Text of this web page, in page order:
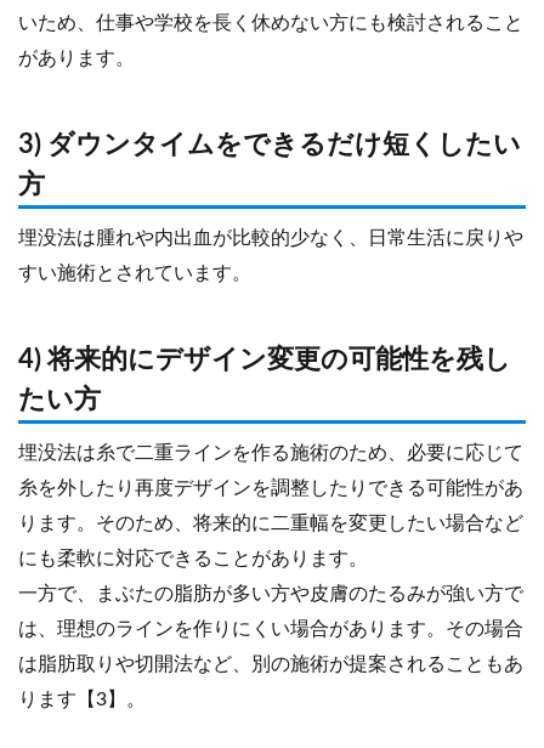
いため、仕事や学校を長く休めない方にも検討されること
があります。
3) ダウンタイムをできるだけ短くしたい
方
埋没法は腫れや内出血が比較的少なく、日常生活に戻りや
すい施術とされています。
4) 将来的にデザイン変更の可能性を残し
たい方
埋没法は糸で二重ラインを作る施術のため、必要に応じて
糸を外したり再度デザインを調整したりできる可能性があ
ります。そのため、将来的に二重幅を変更したい場合など
にも柔軟に対応できることがあります。
一方で、まぶたの脂肪が多い方や皮膚のたるみが強い方で
は、理想のラインを作りにくい場合があります。その場合
は脂肪取りや切開法など、別の施術が提案されることもあ
ります【3】。